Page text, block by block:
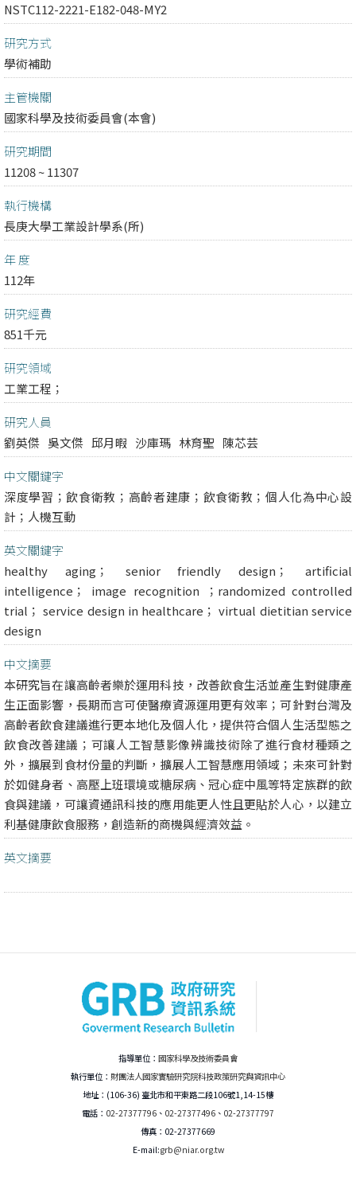
NSTC112-2221-E182-048-MY2
研究方式
學術補助
主管機關
國家科學及技術委員會(本會)
研究期間
11208 ~ 11307
執行機構
長庚大學工業設計學系(所)
年 度
112年
研究經費
851千元
研究領域
工業工程；
研究人員
劉英傑 吳文傑 邱月暇 沙庫瑪 林育聖 陳芯芸
中文關鍵字
深度學習；飲食衛教；高齡者建康；飲食衛教；個人化為中心設
計；人機互動
英文關鍵字
healthy aging； senior friendly design； artificial
intelligence； image recognition ；randomized controlled
trial； service design in healthcare； virtual dietitian service
design
中文摘要
本研究旨在讓高齡者樂於運用科技，改善飲食生活並產生對健康產
生正面影響，長期而言可使醫療資源運用更有效率；可針對台灣及
高齡者飲食建議進行更本地化及個人化，提供符合個人生活型態之
飲食改善建議；可讓人工智慧影像辨識技術除了進行食材種類之
外，擴展到食材份量的判斷，擴展人工智慧應用領域；未來可針對
於如健身者、高壓上班環境或糖尿病、冠心症中風等特定族群的飲
食與建議，可讓資通訊科技的應用能更人性且更貼於人心，以建立
利基健康飲食服務，創造新的商機與經濟效益。
英文摘要
指導單位： 國家科學及技術委員會
執行單位： 財團法人國家實驗研究院科技政策研究與資訊中心
地址：(106-36) 臺北市和平東路二段106號1,14-15樓
電話： 02-27377796 、 02-27377496 、 02-27377797
傳真：02-27377669
E-mail:grb@niar.org.tw